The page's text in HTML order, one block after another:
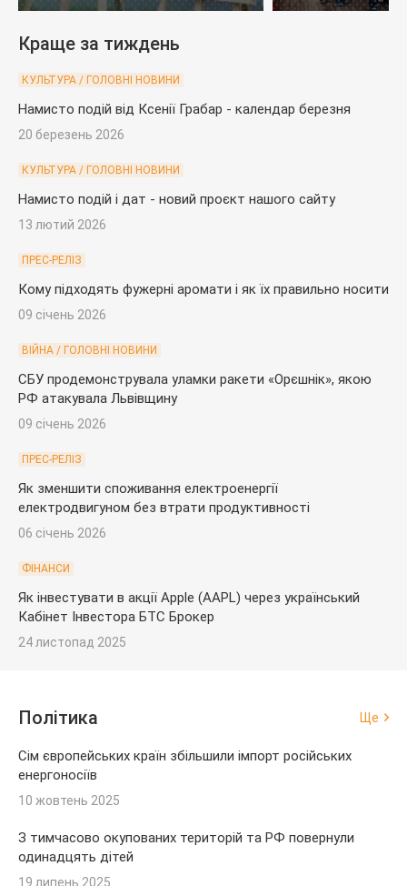
Краще за тиждень
КУЛЬТУРА / ГОЛОВНІ НОВИНИ
Намисто подій від Ксенії Грабар - календар березня
20 березень 2026
КУЛЬТУРА / ГОЛОВНІ НОВИНИ
Намисто подій і дат - новий проєкт нашого сайту
13 лютий 2026
ПРЕС-РЕЛІЗ
Кому підходять фужерні аромати і як їх правильно носити
09 січень 2026
ВІЙНА / ГОЛОВНІ НОВИНИ
СБУ продемонструвала уламки ракети «Орєшнік», якою
РФ атакувала Львівщину
09 січень 2026
ПРЕС-РЕЛІЗ
Як зменшити споживання електроенергії
електродвигуном без втрати продуктивності
06 січень 2026
ФІНАНСИ
Як інвестувати в акції Apple (AAPL) через український
Кабінет Інвестора БТС Брокер
24 листопад 2025
Політика Ще
Сім європейських країн збільшили імпорт російських
енергоносіїв
10 жовтень 2025
З тимчасово окупованих територій та РФ повернули
одинадцять дітей
19 липень 2025